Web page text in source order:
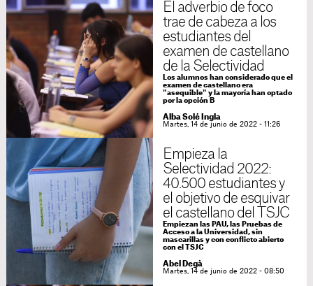
El adverbio de foco
trae de cabeza a los
estudiantes del
examen de castellano
de la Selectividad
Los alumnos han considerado que el
examen de castellano era
"asequible" y la mayoría han optado
por la opción B
Alba Solé Ingla
Martes, 14 de junio de 2022 - 11:26
Empieza la
Selectividad 2022:
40.500 estudiantes y
el objetivo de esquivar
el castellano del TSJC
Empiezan las PAU, las Pruebas de
Acceso a la Universidad, sin
mascarillas y con conflicto abierto
con el TSJC
Abel Degà
Martes, 14 de junio de 2022 - 08:50